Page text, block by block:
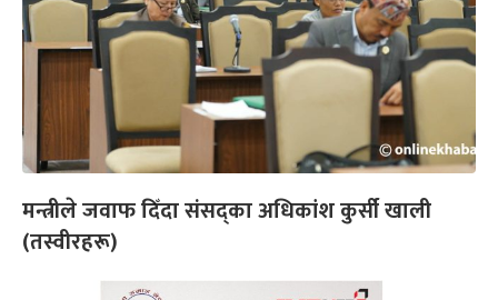
मन्त्रीले जवाफ दिँदा संसद्का अधिकांश कुर्सी खाली
(तस्वीरहरू)